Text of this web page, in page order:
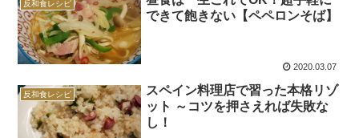
反和食レシピ
できて飽きない【ペペロンそば】
2020.03.07
反和食レシピ
スペイン料理店で習った本格リゾ
ット ～コツを押さえれば失敗な
し！